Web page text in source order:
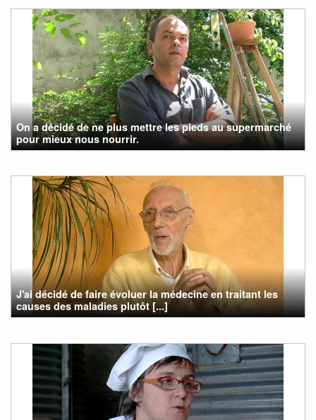
On a décidé de ne plus mettre les pieds au supermarché
pour mieux nous nourrir.
J'ai décidé de faire évoluer la médecine en traitant les
causes des maladies plutôt [...]